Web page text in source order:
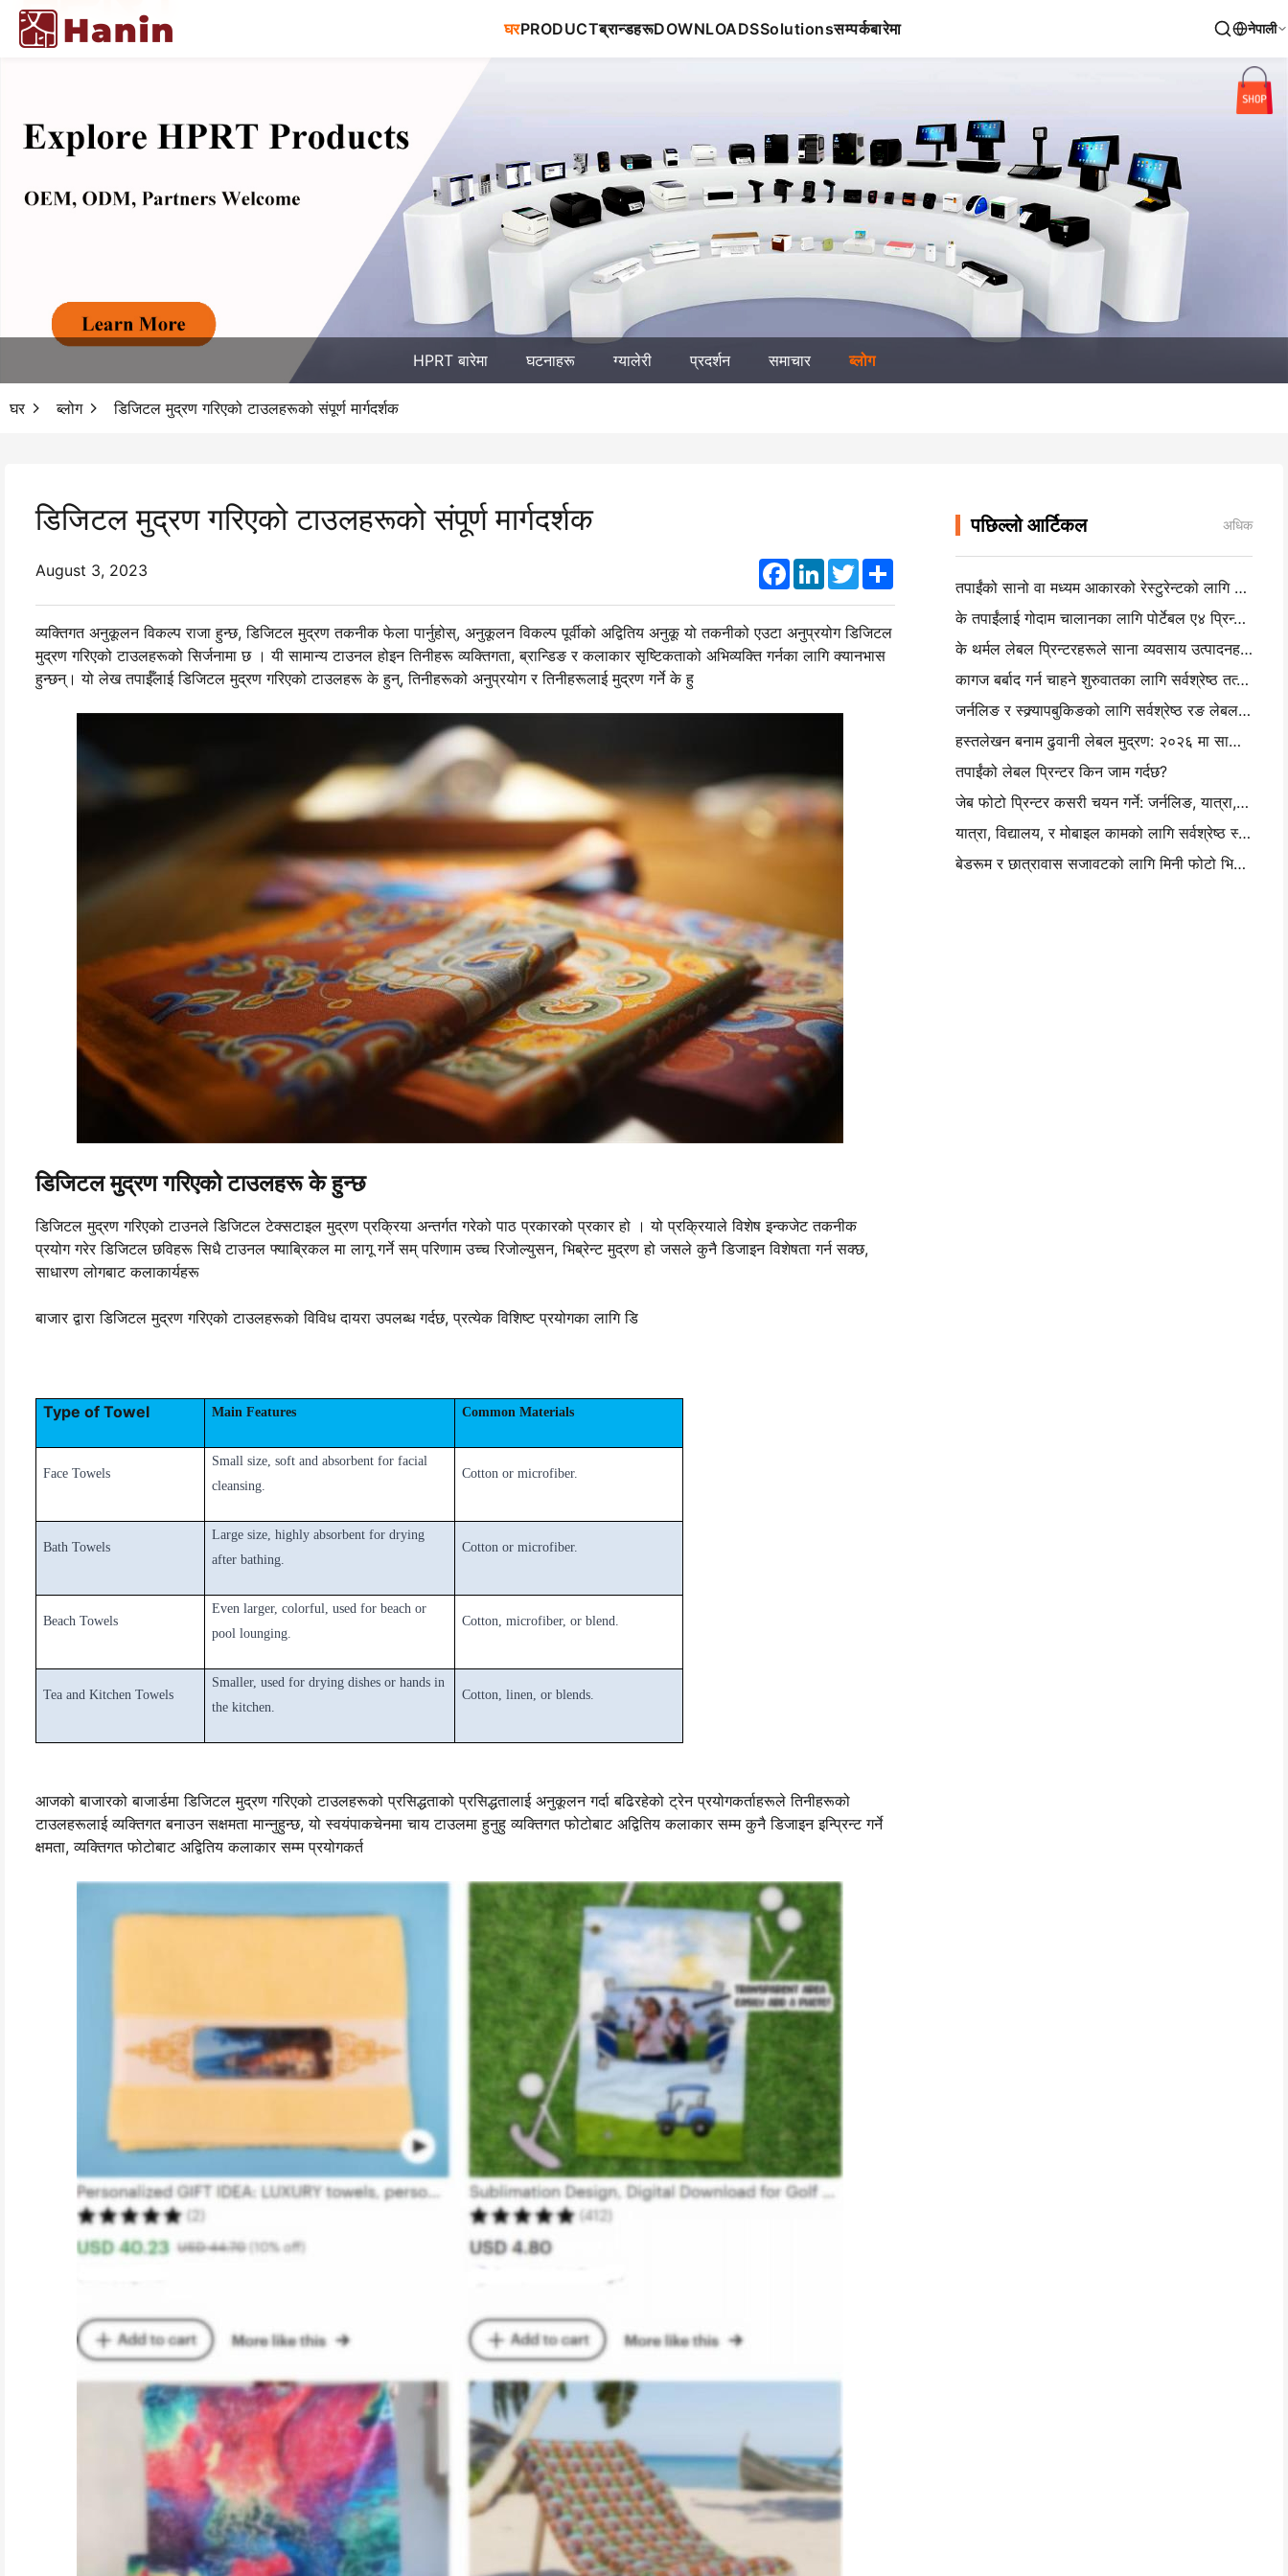
घरPRODUCTब्रान्डहरूDOWNLOADSSolutionsसम्पर्कबारेमा नेपाली
HPRT बारेमा घटनाहरू ग्यालेरी प्रदर्शन समाचार ब्लोग
घर ब्लोग डिजिटल मुद्रण गरिएको टाउलहरूको संपूर्ण मार्गदर्शक
डिजिटल मुद्रण गरिएको टाउलहरूको संपूर्ण मार्गदर्शक
August 3, 2023 Facebook
LinkedInTwitterShare
व्यक्तिगत अनुकूलन विकल्प राजा हुन्छ, डिजिटल मुद्रण तकनीक फेला पार्नुहोस्, अनुकूलन विकल्प पूर्वीको अद्वितिय अनुकू यो तकनीको एउटा अनुप्रयोग डिजिटल
मुद्रण गरिएको टाउलहरूको सिर्जनामा छ । यी सामान्य टाउनल होइन तिनीहरू व्यक्तिगता, ब्रान्डिङ र कलाकार सृष्टिकताको अभिव्यक्ति गर्नका लागि क्यानभास
हुन्छन्। यो लेख तपाईँलाई डिजिटल मुद्रण गरिएको टाउलहरू के हुन्, तिनीहरूको अनुप्रयोग र तिनीहरूलाई मुद्रण गर्ने के हु
डिजिटल मुद्रण गरिएको टाउलहरू के हुन्छ
डिजिटल मुद्रण गरिएको टाउनले डिजिटल टेक्सटाइल मुद्रण प्रक्रिया अन्तर्गत गरेको पाठ प्रकारको प्रकार हो । यो प्रक्रियाले विशेष इन्कजेट तकनीक
प्रयोग गरेर डिजिटल छविहरू सिधै टाउनल फ्याब्रिकल मा लागू गर्ने सम् परिणाम उच्च रिजोल्युसन, भिब्रेन्ट मुद्रण हो जसले कुनै डिजाइन विशेषता गर्न सक्छ,
साधारण लोगबाट कलाकार्यहरू
बाजार द्वारा डिजिटल मुद्रण गरिएको टाउलहरूको विविध दायरा उपलब्ध गर्दछ, प्रत्येक विशिष्ट प्रयोगका लागि डि
Type of Towel Main Features Common Materials
Face Towels
Small size, soft and absorbent for facial
cleansing.
Cotton or microfiber.
Bath Towels
Large size, highly absorbent for drying
after bathing.
Cotton or microfiber.
Beach Towels
Even larger, colorful, used for beach or
pool lounging.
Cotton, microfiber, or blend.
Tea and Kitchen Towels
Smaller, used for drying dishes or hands in
the kitchen.
Cotton, linen, or blends.
आजको बाजारको बाजार्डमा डिजिटल मुद्रण गरिएको टाउलहरूको प्रसिद्धताको प्रसिद्धतालाई अनुकूलन गर्दा बढिरहेको ट्रेन प्रयोगकर्ताहरूले तिनीहरूको
टाउलहरूलाई व्यक्तिगत बनाउन सक्षमता मान्नुहुन्छ, यो स्वयंपाकचेनमा चाय टाउलमा हुनुहु व्यक्तिगत फोटोबाट अद्वितिय कलाकार सम्म कुनै डिजाइन इन्प्रिन्ट गर्ने
क्षमता, व्यक्तिगत फोटोबाट अद्वितिय कलाकार सम्म प्रयोगकर्त
पछिल्लो आर्टिकल अधिक
तपाईंको सानो वा मध्यम आकारको रेस्टुरेन्टको लागि सही रेस्टुरेन्ट सफ्टवेयर कसरी चयन गर्ने
के तपाईंलाई गोदाम चालानका लागि पोर्टेबल ए४ प्रिन्टर चाहिन्छ? वास्तवमा के काम गर्दछ
के थर्मल लेबल प्रिन्टरहरूले साना व्यवसाय उत्पादनहरूको लागि वाटरप्रूफ लेबल बनाउन सक्छन्?
कागज बर्बाद गर्न चाहने शुरुवातका लागि सर्वश्रेष्ठ तत्काल क्यामेरा
जर्नलिङ र स्क्र्यापबुकिङको लागि सर्वश्रेष्ठ रङ लेबल निर्माता: प्रत्येक पृष्ठमा थप रङ थप
हस्तलेखन बनाम ढुवानी लेबल मुद्रण: २०२६ मा साना व्यवसायका लागि सुझावहरू
तपाईंको लेबल प्रिन्टर किन जाम गर्दछ?
जेब फोटो प्रिन्टर कसरी चयन गर्ने: जर्नलिङ, यात्रा, र आईफोन प्रयोगकर्ताहरूको लागि पूर्ण गाइड
यात्रा, विद्यालय, र मोबाइल कामको लागि सर्वश्रेष्ठ स्याहीरहित पोर्टेबल प्रिन्टरः हनिन एमटी ६२० प्रो सम
बेडरूम र छात्रावास सजावटको लागि मिनी फोटो भित्ता लेआउट विचार र सुझावहरू